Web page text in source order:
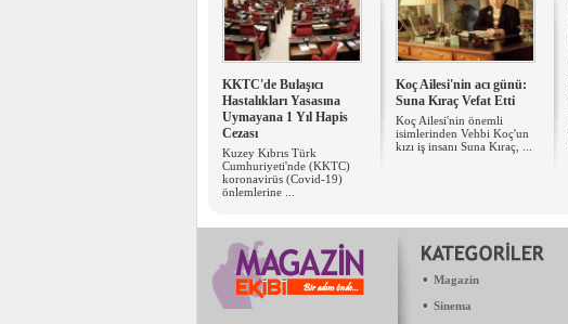
KKTC'de Bulaşıcı
Hastalıkları Yasasına
Uymayana 1 Yıl Hapis
Cezası
Kuzey Kıbrıs Türk
Cumhuriyeti'nde (KKTC)
koronavirüs (Covid-19)
önlemlerine ...
Koç Ailesi'nin acı günü:
Suna Kıraç Vefat Etti
Koç Ailesi'nin önemli
isimlerinden Vehbi Koç'un
kızı iş insanı Suna Kıraç, ...
• Magazin
• Sinema